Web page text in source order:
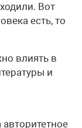
Вот
есть, то
влиять в
и